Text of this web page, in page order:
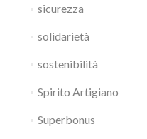
sicurezza
solidarietà
sostenibilità
Spirito Artigiano
Superbonus